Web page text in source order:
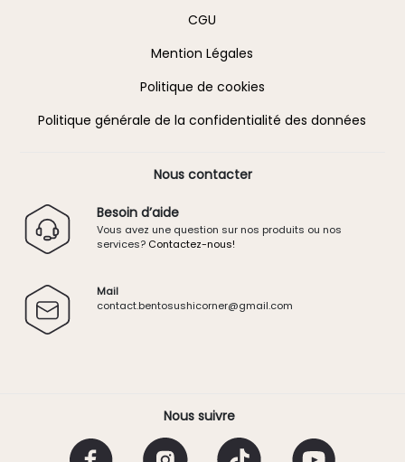
Nous contacter
Besoin d’aide
Vous avez une question sur nos produits ou nos
services? Contactez-nous!
Mail
contact.bentosushicorner@gmail.com
Information
CGU
Mention Légales
Politique de cookies
Politique générale de la confidentialité des données
Nous suivre